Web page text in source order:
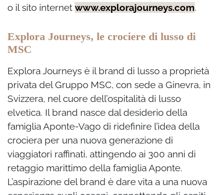
o il sito internet www.explorajourneys.com.
Explora Journeys, le crociere di lusso di
MSC
Explora Journeys è il brand di lusso a proprietà
privata del Gruppo MSC, con sede a Ginevra, in
Svizzera, nel cuore dell’ospitalità di lusso
elvetica. Il brand nasce dal desiderio della
famiglia Aponte-Vago di ridefinire l’idea della
crociera per una nuova generazione di
viaggiatori raffinati, attingendo ai 300 anni di
retaggio marittimo della famiglia Aponte.
L’aspirazione del brand è dare vita a una nuova